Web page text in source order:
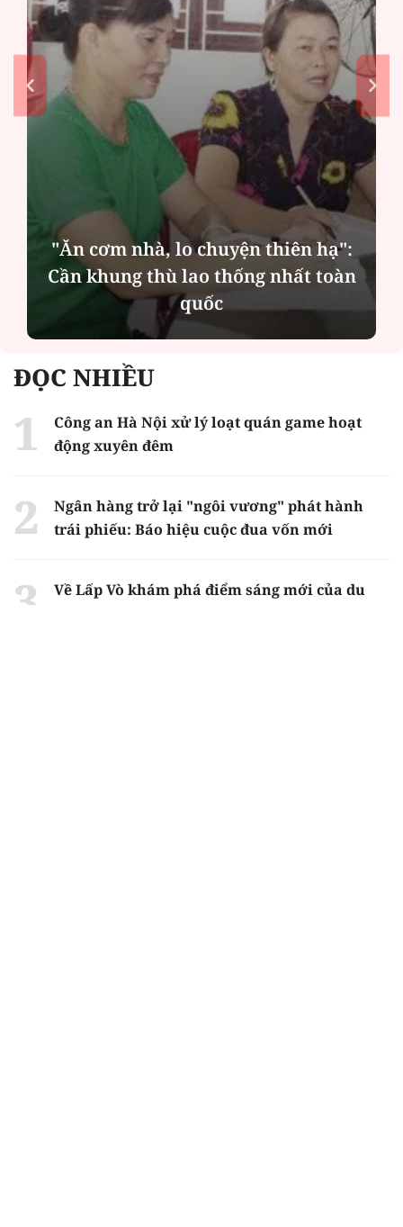
"Ăn cơm nhà, lo chuyện thiên hạ":
Cần khung thù lao thống nhất toàn
quốc
ĐỌC NHIỀU
Công an Hà Nội xử lý loạt quán game hoạt
động xuyên đêm
Ngân hàng trở lại "ngôi vương" phát hành
trái phiếu: Báo hiệu cuộc đua vốn mới
Về Lấp Vò khám phá điểm sáng mới của du